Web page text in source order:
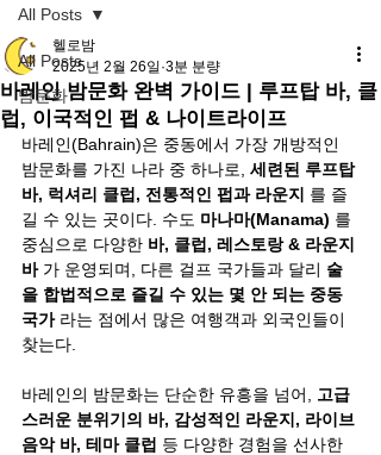
All Posts
밤문화
All Posts
바레인 밤문화 완벽 가이드 | 루프탑 바, 클
럽, 이국적인 펍 & 나이트라이프
헬로밤
2025년 2월 26일 3분 분량
바레인(Bahrain)은 중동에서 가장 개방적인
밤문화를 가진 나라 중 하나로, 세련된 루프탑
바, 럭셔리 클럽, 전통적인 펍과 라운지 를 즐
길 수 있는 곳이다. 수도 마나마(Manama) 를
중심으로 다양한 바, 클럽, 레스토랑 & 라운지
바 가 운영되며, 다른 걸프 국가들과 달리 술
을 합법적으로 즐길 수 있는 몇 안 되는 중동
국가 라는 점에서 많은 여행객과 외국인들이
찾는다.
바레인의 밤문화는 단순한 유흥을 넘어,
고급
스러운 분위기의 바, 감성적인 라운지, 라이브
음악 바, 테마 클럽 등 다양한 경험을 선사한